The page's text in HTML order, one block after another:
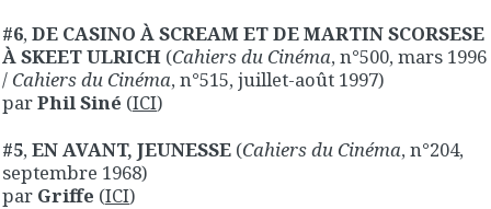
#6,DE CASINO À SCREAM ET DE MARTIN SCORSESE
À SKEET ULRICH (Cahiers du Cinéma, n°500, mars 1996
/ Cahiers du Cinéma, n°515, juillet-août 1997)
parPhil Siné (ICI)
#5,EN AVANT, JEUNESSE (Cahiers du Cinéma, n°204,
septembre 1968)
par Griffe (ICI)